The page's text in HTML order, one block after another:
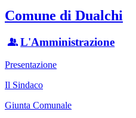
Comune di Dualchi
L'Amministrazione
Presentazione
Il Sindaco
Giunta Comunale